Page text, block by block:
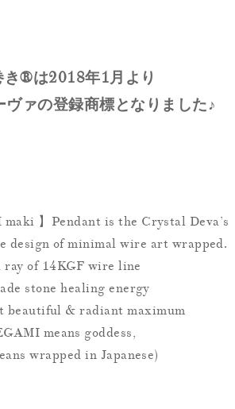
き®は2018年1月より
ヴァの登録商標となりました♪
】Pendant is the Crystal Deva’s
design of minimal wire art wrapped.
ray of 14KGF wire line
stone healing energy
beautiful & radiant maximum
means goddess,
wrapped in Japanese)